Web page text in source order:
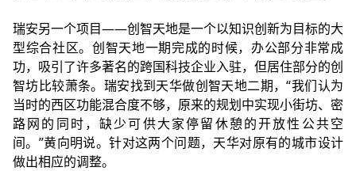
瑞安另一个项目——创智天地是一个以知识创新为目标的大
型综合社区。创智天地一期完成的时候，办公部分非常成
功，吸引了许多著名的跨国科技企业入驻，但居住部分的创
智坊比较萧条。瑞安找到天华做创智天地二期，“我们认为
当时的西区功能混合度不够，原来的规划中实现小街坊、密
路网的同时，缺少可供大家停留休憩的开放性公共空
间。”黄向明说。针对这两个问题，天华对原有的城市设计
做出相应的调整。